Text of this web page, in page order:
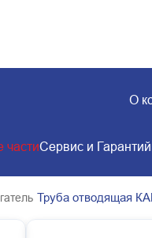
О
частиСервис и
Труба отводящая